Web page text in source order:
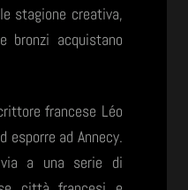
stagione creativa,
bronzi acquistano
francese Léo
esporre ad Annecy.
a una serie di